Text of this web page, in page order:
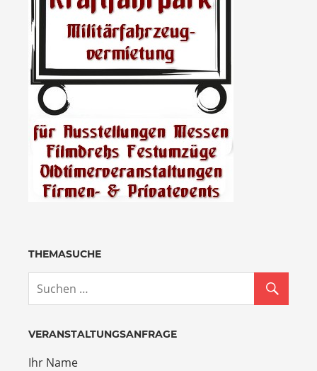
THEMASUCHE
VERANSTALTUNGSANFRAGE
Ihr Name